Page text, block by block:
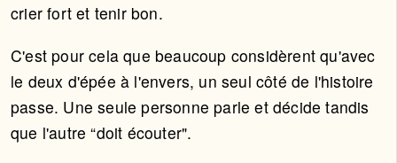
crier fort et tenir bon.
C'est pour cela que beaucoup considèrent qu'avec
le deux d'épée à l'envers, un seul côté de l'histoire
passe. Une seule personne parle et décide tandis
que l'autre “doit écouter".